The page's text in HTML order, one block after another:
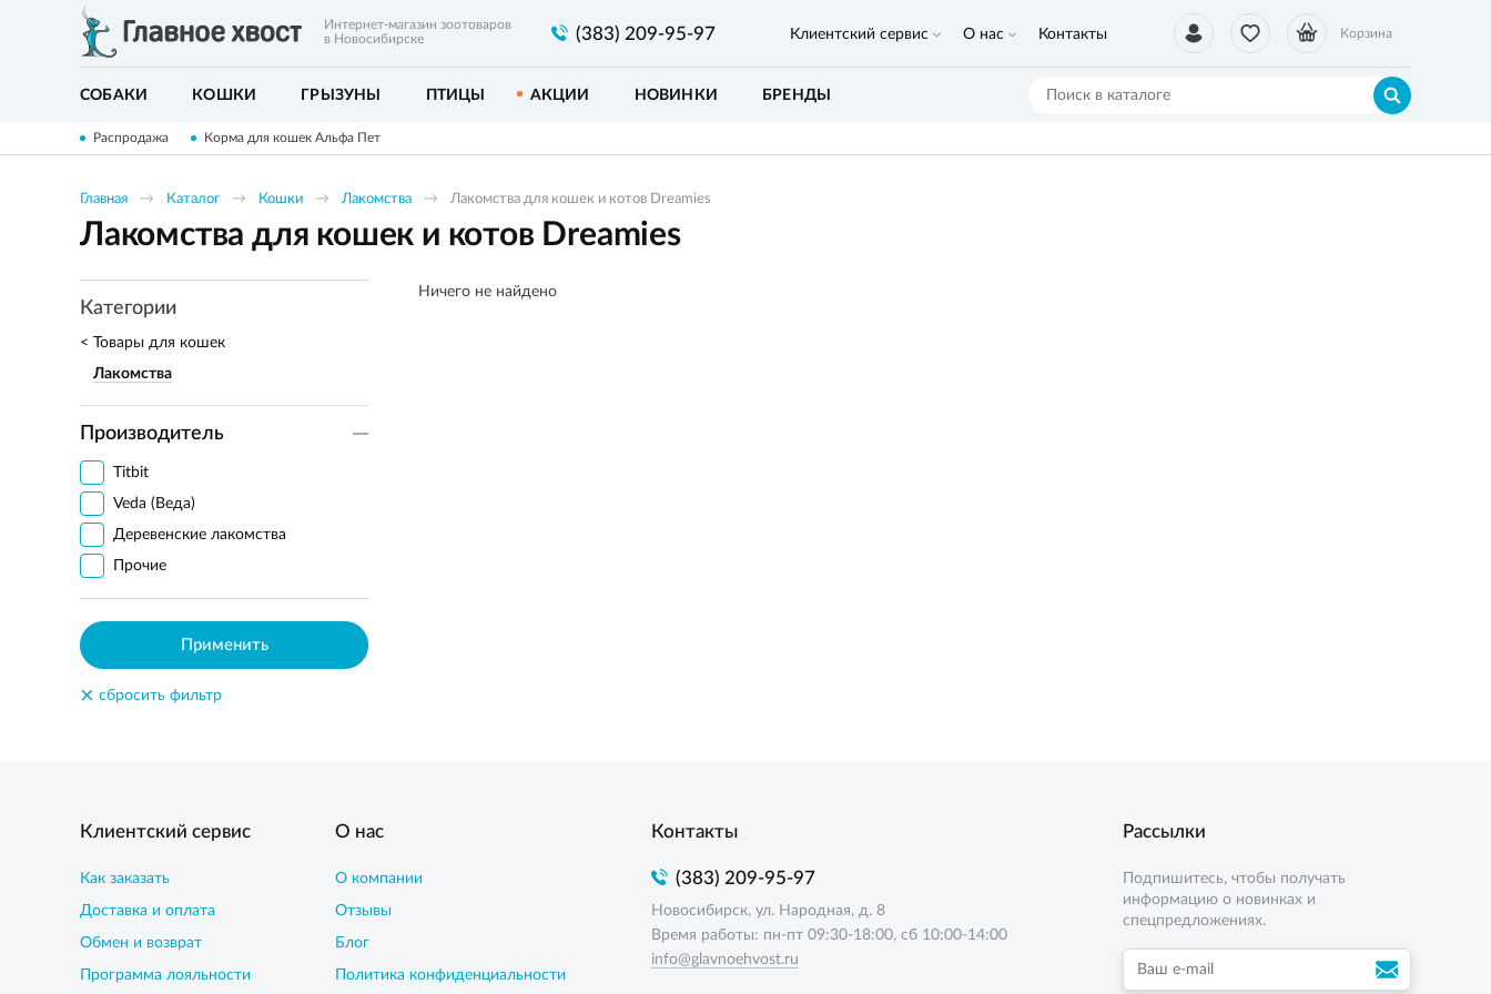
Интернет-магазин зоотоваров
в Новосибирске
(383) 209-95-97 Корзина
Клиентский сервис О нас Контакты
СОБАКИ КОШКИ ГРЫЗУНЫ ПТИЦЫ АКЦИИ НОВИНКИ БРЕНДЫ
Распродажа Корма для кошек Альфа Пет
Главная Каталог Кошки Лакомства Лакомства для кошек и котов Dreamies
Лакомства для кошек и котов Dreamies
Категории
Товары для кошек
Лакомства
Производитель
Titbit
Veda (Веда)
Деревенские лакомства
Прочие
Применить
× сбросить фильтр
Ничего не найдено
Клиентский сервис
Как заказать
Доставка и оплата
Обмен и возврат
Программа лояльности
О нас
О компании
Отзывы
Блог
Политика конфиденциальности
Контакты
(383) 209-95-97
Новосибирск, ул. Народная, д. 8
Время работы: пн-пт 09:30-18:00, сб 10:00-14:00
info@glavnoehvost.ru
Рассылки
Подпишитесь, чтобы получать
информацию о новинках и
спецпредложениях.